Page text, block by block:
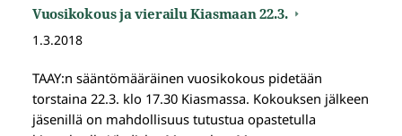
Vuosikokous ja vierailu Kiasmaan 22.3.
1.3.2018
TAAY:n sääntömääräinen vuosikokous pidetään
torstaina 22.3. klo 17.30 Kiasmassa. Kokouksen jälkeen
jäsenillä on mahdollisuus tutustua opastetulla